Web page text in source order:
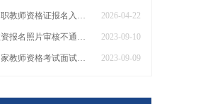
中职教师资格证报名入口 2026全年考试时间表 2026-04-22
教资报名照片审核不通过怎么办 2023-09-10
国家教师资格考试面试结果什么时候出来 2023-09-09